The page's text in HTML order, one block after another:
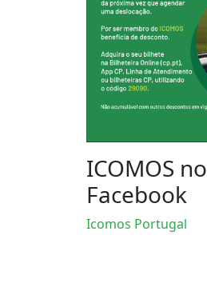
ICOMOS no
Facebook
Icomos Portugal